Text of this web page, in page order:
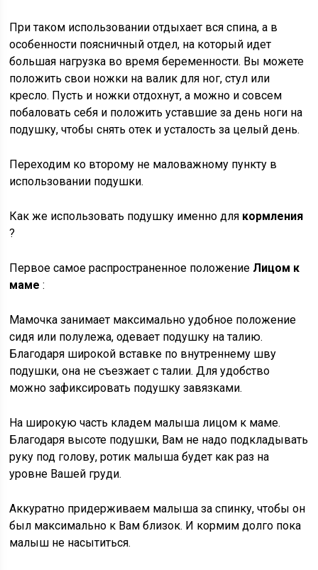
При таком использовании отдыхает вся спина, а в
особенности поясничный отдел, на который идет
большая нагрузка во время беременности. Вы можете
положить свои ножки на валик для ног, стул или
кресло. Пусть и ножки отдохнут, а можно и совсем
побаловать себя и положить уставшие за день ноги на
подушку, чтобы снять отек и усталость за целый день.
Переходим ко второму не маловажному пункту в
использовании подушки.
Как же использовать подушку именно для кормления
?
Первое самое распространенное положение Лицом к
маме:
Мамочка занимает максимально удобное положение
сидя или полулежа, одевает подушку на талию.
Благодаря широкой вставке по внутреннему шву
подушки, она не съезжает с талии. Для удобство
можно зафиксировать подушку завязками.
На широкую часть кладем малыша лицом к маме.
Благодаря высоте подушки, Вам не надо подкладывать
руку под голову, ротик малыша будет как раз на
уровне Вашей груди.
Аккуратно придерживаем малыша за спинку, чтобы он
был максимально к Вам близок. И кормим долго пока
малыш не насытиться.